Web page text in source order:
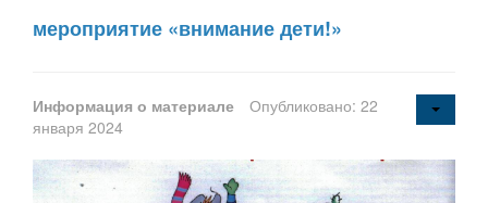
мероприятие «внимание дети!»
Информация о материале
Опубликовано: 22
января 2024